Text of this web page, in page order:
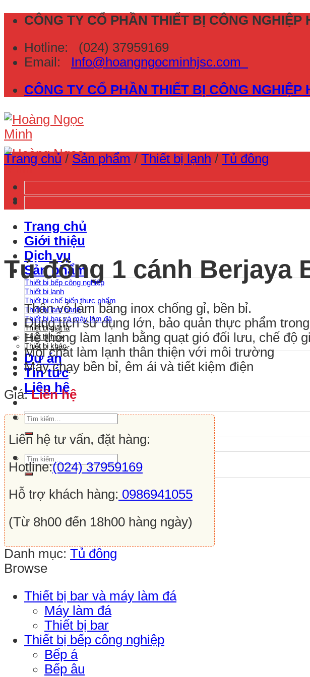
Skip
content
CÔNG TY CỔ PHẦN THIẾT BỊ CÔNG NGHIỆP
Hotline: (024) 37959169
Email: Info@hoangngocminhjsc.com
CÔNG TY CỔ PHẦN THIẾT BỊ CÔNG NGHIỆP
Trang chủ
Giới thiệu
Dịch vụ
Sản phẩm
Thiết bị bếp công nghiệp
Thiết bị lạnh
Thiết bị chế biến thực phẩm
Thiết bị làm bánh
Thiết bị bar và máy làm đá
Thiết bị giặt là
Thiết bị Inox
Thiết bị khác
Dự án
Tin tức
Liên hệ
Tìm
kiếm:
Tìm
kiếm:
Trang chủ / Sản phẩm / Thiết bị lạnh / Tủ đông
Tủ đông 1 cánh Berjaya
Thân vỏ làm bằng inox chống gỉ, bền bỉ.
Dung tích sử dụng lớn, bảo quản thực phẩm
Hệ thống làm lạnh bằng quạt gió đối lưu, chế độ
Môi chất làm lạnh thân thiện với môi trường
Máy chạy bền bỉ, êm ái và tiết kiệm điện
Giá:Liên hệ
Liên hệ tư vấn, đặt hàng:
Hotline:(024) 37959169
Hỗ trợ khách hàng: 0986941055
(Từ 8h00 đến 18h00 hàng ngày)
Danh mục: Tủ đông
Browse
Thiết bị bar và máy làm đá
Máy làm đá
Thiết bị bar
Thiết bị bếp công nghiệp
Bếp á
Bếp âu